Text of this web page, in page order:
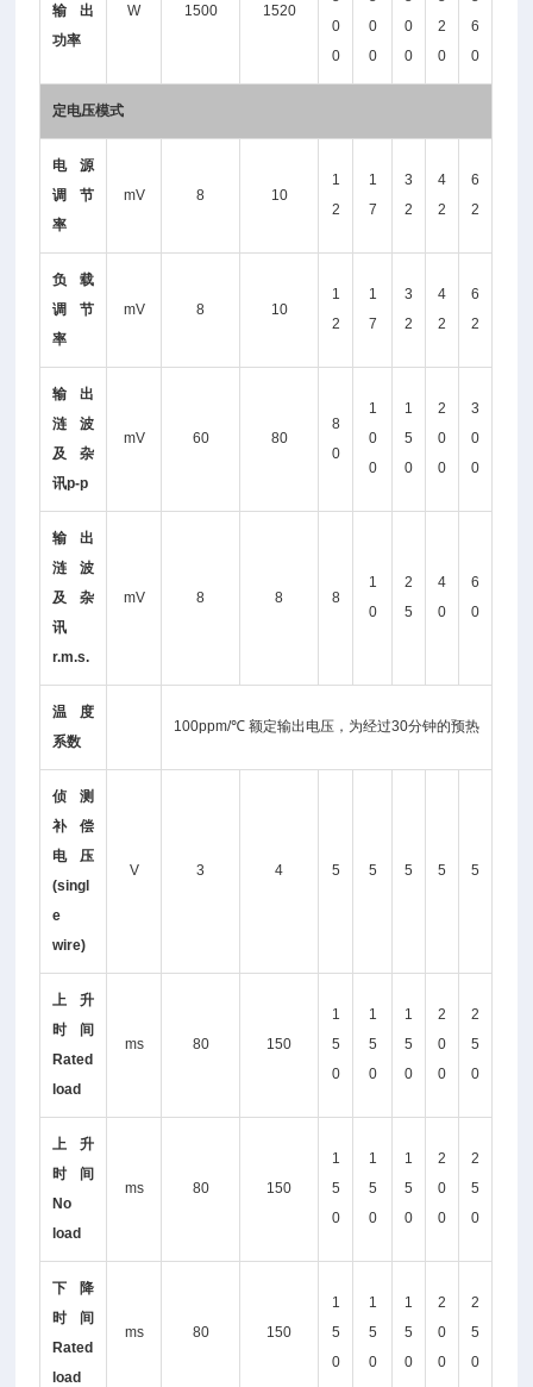
输出
功率
W 1500 1520
0
0
0
0
0
0
2
0
6
0
定电压模式
电源
调节
率
mV 8 10
1
2
1
7
3
2
4
2
6
2
负载
调节
率
mV 8 10
1
2
1
7
3
2
4
2
6
2
输出
涟波
及杂
讯p-p
mV 60 80
8
0
1
0
0
1
5
0
2
0
0
3
0
0
输出
涟波
及杂
讯
r.m.s.
mV 8 8 8
1
0
2
5
4
0
6
0
温度
系数
100ppm/℃ 额定输出电压，为经过30分钟的预热
侦测
补偿
电压
(singl
e
wire)
V 3 4 5 5 5 5 5
上升
时间
Rated
load
ms 80 150
1
5
0
1
5
0
1
5
0
2
0
0
2
5
0
上升
时间
No
load
ms 80 150
1
5
0
1
5
0
1
5
0
2
0
0
2
5
0
下降
时间
Rated
load
ms 80 150
1
5
0
1
5
0
1
5
0
2
0
0
2
5
0